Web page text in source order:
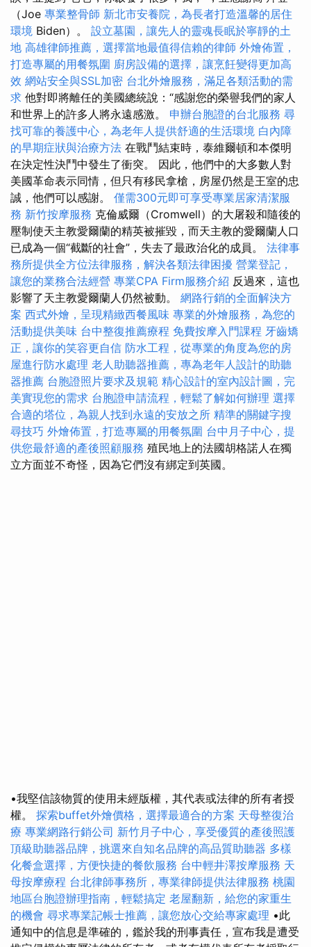
（Joe 專業整骨師 新北市安養院，為長者打造溫馨的居住
環境 Biden）。 設立墓園，讓先人的靈魂長眠於寧靜的土
地 高雄律師推薦，選擇當地最值得信賴的律師 外燴佈置，
打造專屬的用餐氛圍 廚房設備的選擇，讓烹飪變得更加高
效 網站安全與SSL加密 台北外燴服務，滿足各類活動的需
求 他對即將離任的美國總統說：“感謝您的榮譽我們的家人
和世界上的許多人將永遠感激。 申辦台胞證的台北服務 尋
找可靠的養護中心，為老年人提供舒適的生活環境 白內障
的早期症狀與治療方法 在戰鬥結束時，泰維爾頓和本傑明
在決定性決鬥中發生了衝突。 因此，他們中的大多數人對
美國革命表示同情，但只有移民拿槍，房屋仍然是王室的忠
誠，他們可以感謝。 僅需300元即可享受專業居家清潔服
務 新竹按摩服務 克倫威爾（Cromwell）的大屠殺和隨後的
壓制使天主教愛爾蘭的精英被摧毀，而天主教的愛爾蘭人口
已成為一個“截斷的社會”，失去了最政治化的成員。 法律事
務所提供全方位法律服務，解決各類法律困擾 營業登記，
讓您的業務合法經營 專業CPA Firm服務介紹 反過來，這也
影響了天主教愛爾蘭人仍​​然被動。 網路行銷的全面解決方
案 西式外燴，呈現精緻西餐風味 專業的外燴服務，為您的
活動提供美味 台中整復推薦療程 免費按摩入門課程 牙齒矯
正，讓你的笑容更自信 防水工程，從專業的角度為您的房
屋進行防水處理 老人助聽器推薦，專為老年人設計的助聽
器推薦 台胞證照片要求及規範 精心設計的室內設計圖，完
美實現您的需求 台胞證申請流程，輕鬆了解如何辦理 選擇
合適的塔位，為親人找到永遠的安放之所 精準的關鍵字搜
尋技巧 外燴佈置，打造專屬的用餐氛圍 台中月子中心，提
供您最舒適的產後照顧服務 殖民地上的法國胡格諾人在獨
立方面並不奇怪，因為它們沒有綁定到英國。
•我堅信該物質的使用未經版權，其代表或法律的所有者授
權。 探索buffet外燴價格，選擇最適合的方案 天母整復治
療 專業網路行銷公司 新竹月子中心，享受優質的產後照護
頂級助聽器品牌，挑選來自知名品牌的高品質助聽器 多樣
化餐盒選擇，方便快捷的餐飲服務 台中輕井澤按摩服務 天
母按摩療程 台北律師事務所，專業律師提供法律服務 桃園
地區台胞證辦理指南，輕鬆搞定 老屋翻新，給您的家重生
的機會 尋求專業記帳士推薦，讓您放心交給專家處理 •此
通知中的信息是準確的，鑑於我的刑事責任，宣布我是遭受